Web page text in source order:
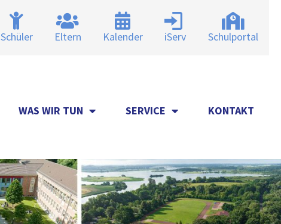
Schüler Eltern Kalender iServ Schulportal
WAS WIR TUN SERVICE KONTAKT